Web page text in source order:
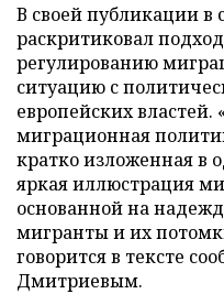
В своей публикации в
раскритиковал
регулированию
ситуацию с
европейских властей.
миграционная
кратко изложенная в
яркая иллюстрация
основанной на
мигранты и их
говорится в тексте
Дмитриевым.